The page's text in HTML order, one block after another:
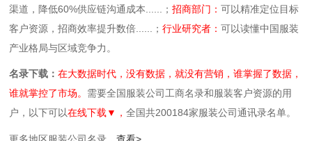
渠道，降低60%供应链沟通成本......；招商部门：可以精准定位目标
客户资源，招商效率提升数倍......；行业研究者：可以读懂中国服装
产业格局与区域竞争力。
名录下载：在大数据时代，没有数据，就没有营销，谁掌握了数据，
谁就掌控了市场。 需要全国服装公司工商名录和服装客户资源的用
户，以下可以在线下载▼，全国共200184家服装公司通讯录名单。